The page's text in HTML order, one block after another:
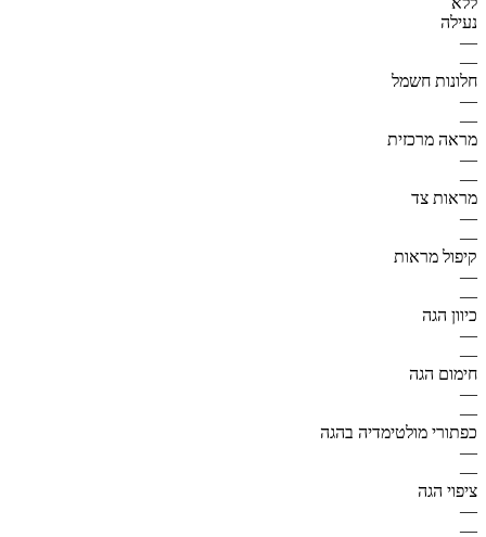
נעילה
—
—
חלונות חשמל
—
—
מראה מרכזית
—
—
מראות צד
—
—
קיפול מראות
—
—
כיוון הגה
—
—
חימום הגה
—
—
כפתורי מולטימדיה בהגה
—
—
ציפוי הגה
—
—